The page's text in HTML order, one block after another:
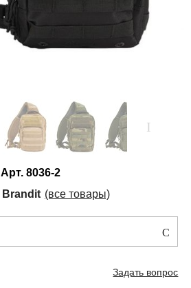
Арт. 8036-2
Brandit (все товары)
Задать вопрос